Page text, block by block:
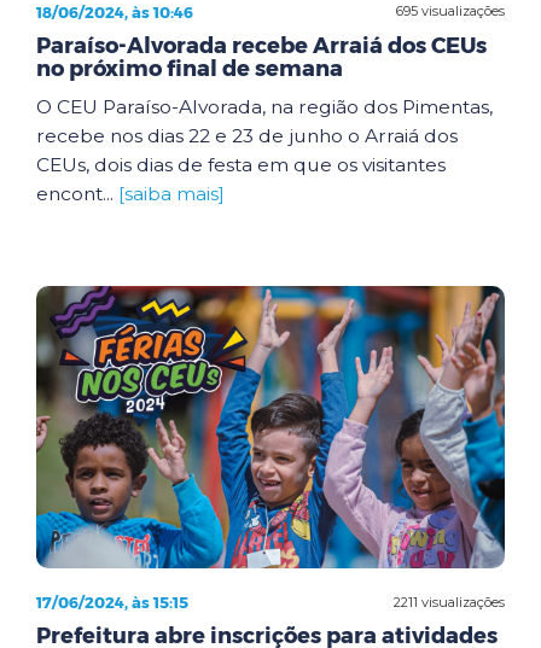
695 visualizações
18/06/2024, às 10:46
Paraíso-Alvorada recebe Arraiá dos CEUs
no próximo final de semana
O CEU Paraíso-Alvorada, na região dos Pimentas,
recebe nos dias 22 e 23 de junho o Arraiá dos
CEUs, dois dias de festa em que os visitantes
encont... [saiba mais]
2211 visualizações
17/06/2024, às 15:15
Prefeitura abre inscrições para atividades